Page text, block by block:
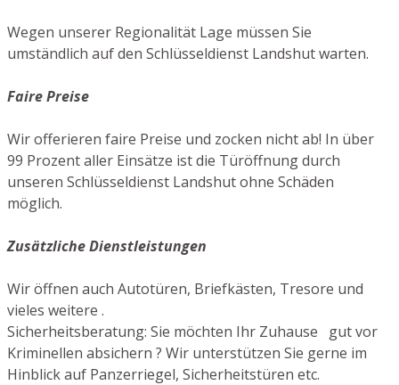
Wegen unserer Regionalität Lage müssen Sie
umständlich auf den Schlüsseldienst Landshut warten.
Faire Preise
Wir offerieren faire Preise und zocken nicht ab! In über
99 Prozent aller Einsätze ist die Türöffnung durch
unseren Schlüsseldienst Landshut ohne Schäden
möglich.
Zusätzliche Dienstleistungen
Wir öffnen auch Autotüren, Briefkästen, Tresore und
vieles weitere .
Sicherheitsberatung: Sie möchten Ihr Zuhause gut vor
Kriminellen absichern ? Wir unterstützen Sie gerne im
Hinblick auf Panzerriegel, Sicherheitstüren etc.